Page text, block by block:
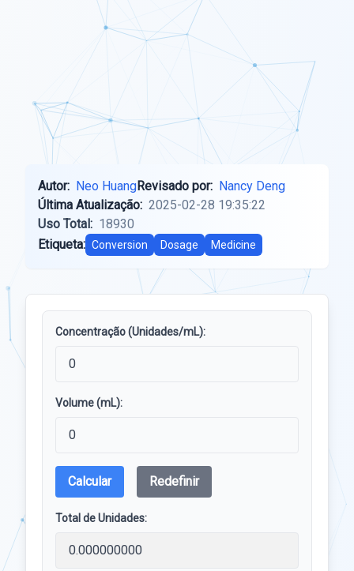
Autor: Neo HuangRevisado por: Nancy Deng
Última Atualização: 2025-02-28 19:35:22
Uso Total: 18930
Etiqueta: Conversion Dosage Medicine
Concentração (Unidades/mL):
Volume (mL):
Calcular Redefinir
Total de Unidades: